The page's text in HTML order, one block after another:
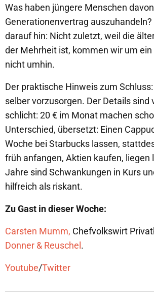
Was haben jüngere Menschen
Generationenvertrag
darauf hin: Nicht zuletzt, weil die
der Mehrheit ist, kommen wir um
nicht umhin.
Der praktische Hinweis zum
selber vorzusorgen. Der Details sind
schlicht: 20 € im Monat machen
Unterschied, übersetzt: Einen
Woche bei Starbucks lassen,
früh anfangen, Aktien kaufen, liegen
Jahre sind Schwankungen in Kurs
hilfreich als riskant.
Zu Gast in dieser Woche:
Carsten Mumm, Chefvolkswirt
Donner & Reuschel .
Youtube/Twitter